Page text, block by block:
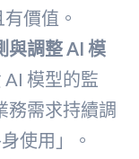
價值。
與調整 AI 模
AI 模型的監
務需求持續調
使用」。